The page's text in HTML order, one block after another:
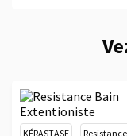
KÉRASTASE Resistance